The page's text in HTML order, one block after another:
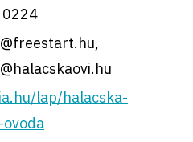
0224
lap/halacska-